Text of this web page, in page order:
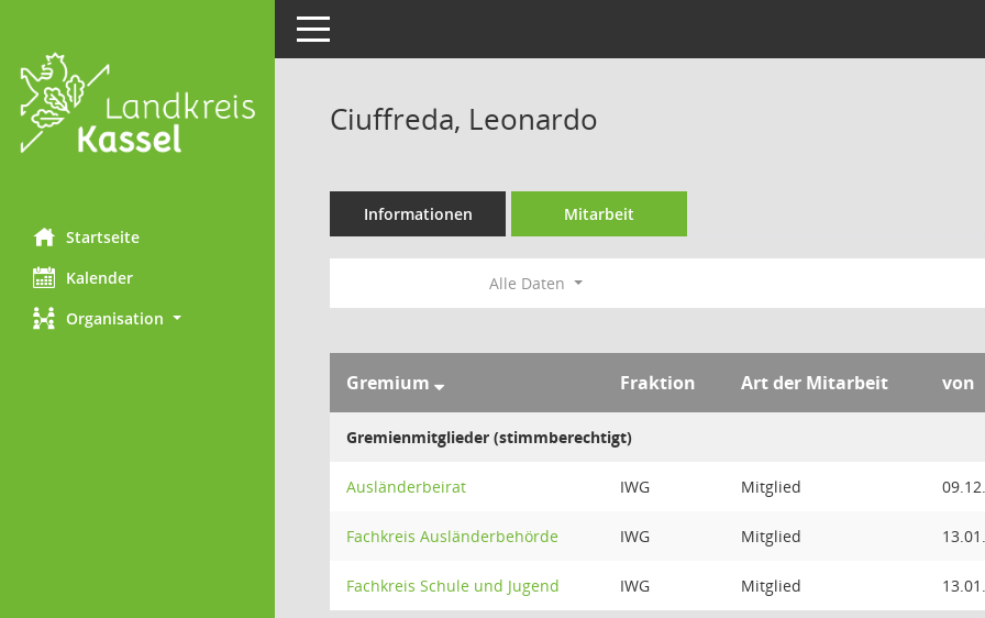
Startseite
Kalender
Organisation
Toggle navigation
Ciuffreda, Leonardo
Informationen Mitarbeit
Alle Daten
Gremium Fraktion Art der Mitarbeit von
Gremienmitglieder (stimmberechtigt)
Ausländerbeirat IWG Mitglied
Fachkreis Ausländerbehörde IWG Mitglied
Fachkreis Schule und Jugend IWG Mitglied